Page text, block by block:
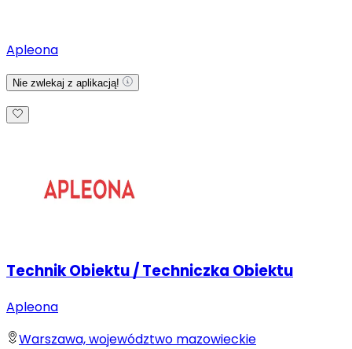
Apleona
Nie zwlekaj z aplikacją!
Technik Obiektu / Techniczka Obiektu
Apleona
Warszawa, województwo mazowieckie